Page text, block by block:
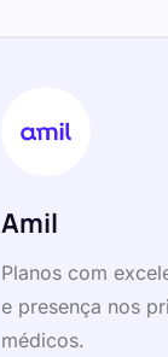
Amil
Planos com
e presença nos
médicos.